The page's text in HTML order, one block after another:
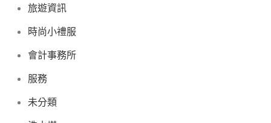
旅遊資訊
時尚小禮服
會計事務所
服務
未分類